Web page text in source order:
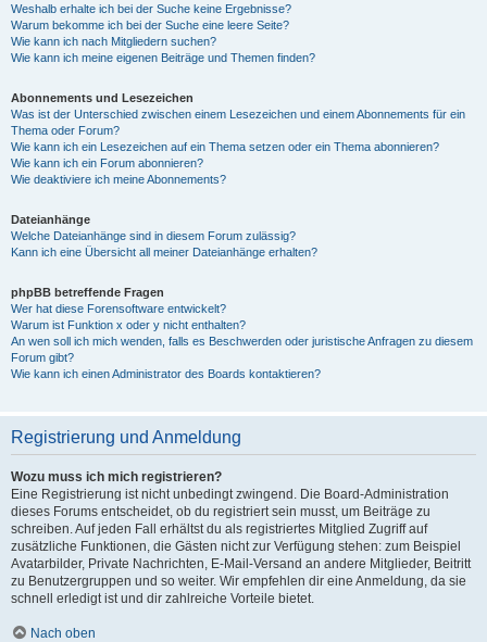
Weshalb erhalte ich bei der Suche keine Ergebnisse?
Warum bekomme ich bei der Suche eine leere Seite?
Wie kann ich nach Mitgliedern suchen?
Wie kann ich meine eigenen Beiträge und Themen finden?
Abonnements und Lesezeichen
Was ist der Unterschied zwischen einem Lesezeichen und einem Abonnements für ein
Thema oder Forum?
Wie kann ich ein Lesezeichen auf ein Thema setzen oder ein Thema abonnieren?
Wie kann ich ein Forum abonnieren?
Wie deaktiviere ich meine Abonnements?
Dateianhänge
Welche Dateianhänge sind in diesem Forum zulässig?
Kann ich eine Übersicht all meiner Dateianhänge erhalten?
phpBB betreffende Fragen
Wer hat diese Forensoftware entwickelt?
Warum ist Funktion x oder y nicht enthalten?
An wen soll ich mich wenden, falls es Beschwerden oder juristische Anfragen zu diesem
Forum gibt?
Wie kann ich einen Administrator des Boards kontaktieren?
Registrierung und Anmeldung
Wozu muss ich mich registrieren?
Eine Registrierung ist nicht unbedingt zwingend. Die Board-Administration
dieses Forums entscheidet, ob du registriert sein musst, um Beiträge zu
schreiben. Auf jeden Fall erhältst du als registriertes Mitglied Zugriff auf
zusätzliche Funktionen, die Gästen nicht zur Verfügung stehen: zum Beispiel
Avatarbilder, Private Nachrichten, E-Mail-Versand an andere Mitglieder, Beitritt
zu Benutzergruppen und so weiter. Wir empfehlen dir eine Anmeldung, da sie
schnell erledigt ist und dir zahlreiche Vorteile bietet.
Nach oben